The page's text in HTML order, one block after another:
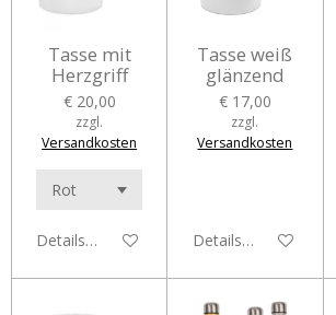
Tasse mit
Herzgriff
€ 20,00
zzgl.
Versandkosten
Details anzeigen
Tasse weiß
glänzend
€ 17,00
zzgl.
Versandkosten
Details anzeigen